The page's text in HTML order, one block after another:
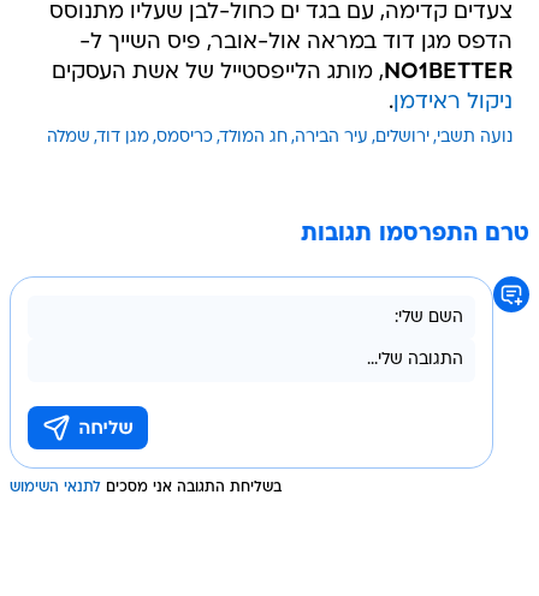
צעדים קדימה, עם בגד ים כחול-לבן שעליו מתנוסס
הדפס מגן דוד במראה אול-אובר, פיס השייך ל-
NO1BETTER, מותג הלייפסטייל של אשת העסקים
ניקול ראידמן.
נועה תשבי ירושלים עיר הבירה חג המולד כריסמס מגן דוד שמלה
טרם התפרסמו תגובות
בשליחת התגובה אני מסכים לתנאי השימוש